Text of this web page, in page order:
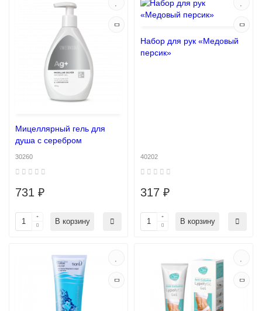
Мицеллярный гель для
душа с серебром
30260
731 ₽
В корзину
Набор для рук «Медовый
персик»
40202
317 ₽
В корзину